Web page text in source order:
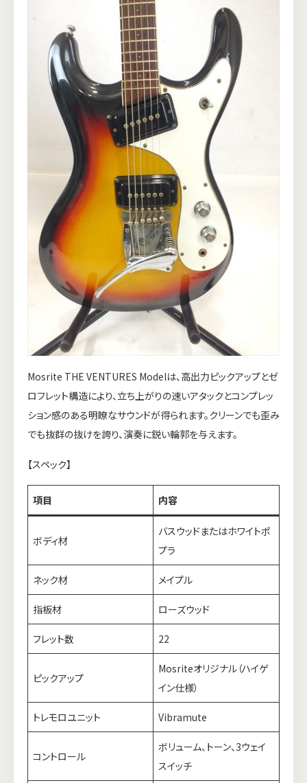
Mosrite THE VENTURES Modelは、高出力ピックアップとゼ
ロフレット構造により、立ち上がりの速いアタックとコンプレッ
ション感のある明瞭なサウンドが得られます。クリーンでも歪み
でも抜群の抜けを誇り、演奏に鋭い輪郭を与えます。
【スペック】
項目 内容
ボディ材
バスウッドまたはホワイトポ
プラ
ネック材 メイプル
指板材 ローズウッド
フレット数 22
ピックアップ
Mosriteオリジナル（ハイゲ
イン仕様）
トレモロユニット Vibramute
コントロール
ボリューム、トーン、3ウェイ
スイッチ